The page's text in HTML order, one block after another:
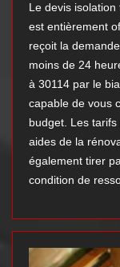
Le devis
est entièrement
reçoit la
moins de 24
à 30114 par le
capable de vous
budget. Les
aides de la
également tirer
condition de